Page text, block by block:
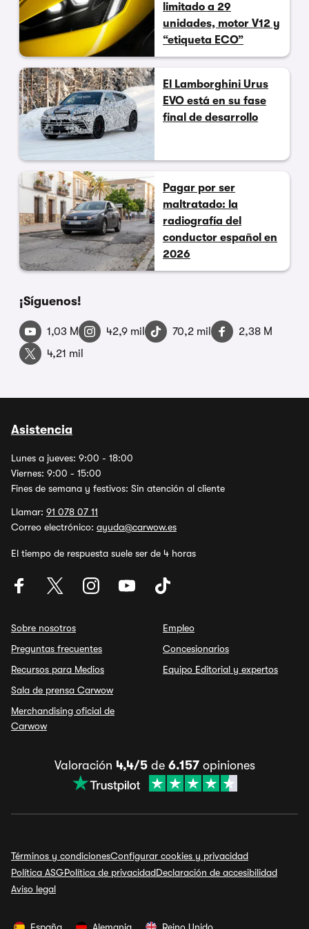
limitado a 29
unidades, motor V12 y
“etiqueta ECO”
El Lamborghini Urus
EVO está en su fase
final de desarrollo
Pagar por ser
maltratado: la
radiografía del
conductor español en
2026
¡Síguenos!
1,03 M 42,9 mil 70,2 mil
2,38 M
4,21 mil
Asistencia
Lunes a jueves: 9:00 - 18:00
Viernes: 9:00 - 15:00
Fines de semana y festivos: Sin atención al cliente
Llamar: 91 078 07 11
Correo electrónico: ayuda@carwow.es
El tiempo de respuesta suele ser de 4 horas
Sobre nosotros
Preguntas frecuentes
Recursos para Medios
Sala de prensa Carwow
Merchandising oficial de
Carwow
Empleo
Concesionarios
Equipo Editorial y expertos
Valoración 4,4/5de 6.157opiniones
Términos y condicionesConfigurar cookies y privacidad
Política ASGPolítica de privacidadDeclaración de accesibilidad
Aviso legal